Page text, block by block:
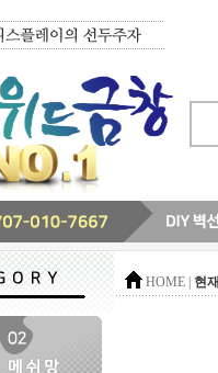
HOME | 현